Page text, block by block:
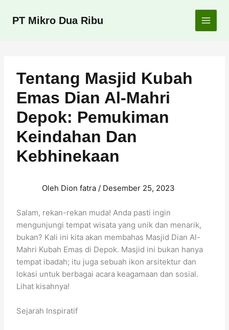
PT Mikro Dua Ribu
Tentang Masjid Kubah
Emas Dian Al-Mahri
Depok: Pemukiman
Keindahan Dan
Kebhinekaan
Oleh Dion fatra / Desember 25, 2023
Salam, rekan-rekan muda! Anda pasti ingin
mengunjungi tempat wisata yang unik dan menarik,
bukan? Kali ini kita akan membahas Masjid Dian Al-
Mahri Kubah Emas di Depok. Masjid ini bukan hanya
tempat ibadah; itu juga sebuah ikon arsitektur dan
lokasi untuk berbagai acara keagamaan dan sosial.
Lihat kisahnya!
Sejarah Inspiratif